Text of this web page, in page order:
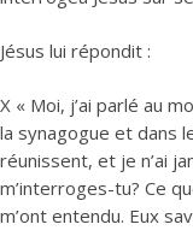
Jésus lui répondit :
X « Moi, j’ai parlé au
la synagogue et dans
réunissent, et je n’ai
m’interroges-tu? Ce
m’ont entendu. Eux